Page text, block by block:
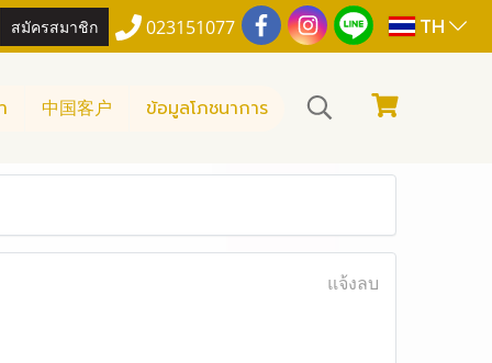
สมัครสมาชิก 023151077 TH
中国客户 ข้อมูลโภชนาการ
แจ้งลบ